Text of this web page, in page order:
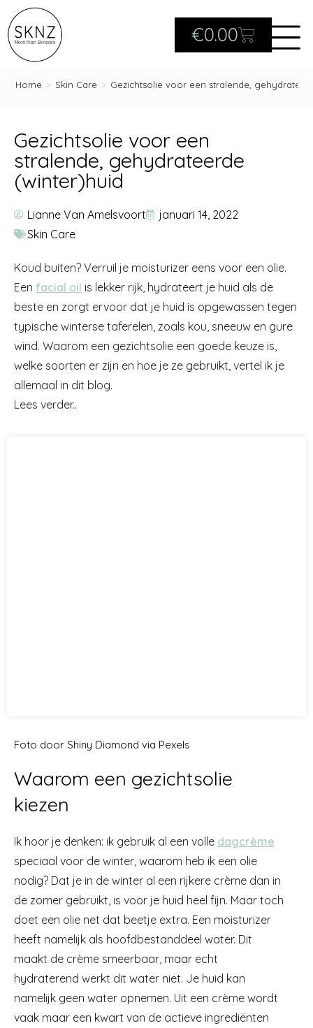
€0.00
Home > Skin Care > Gezichtsolie voor een stralende,
Gezichtsolie voor een
stralende, gehydrateerde
(winter)huid
Lianne Van Amelsvoort
januari 14, 2022
Skin Care
Koud buiten? Verruil je moisturizer eens voor een olie.
Een facial oil is lekker rijk, hydrateert je huid als de
beste en zorgt ervoor dat je huid is opgewassen tegen
typische winterse taferelen, zoals kou, sneeuw en gure
wind. Waarom een gezichtsolie een goede keuze is,
welke soorten er zijn en hoe je ze gebruikt, vertel ik je
allemaal in dit blog.
Lees verder..
Foto door Shiny Diamond via Pexels
Waarom een gezichtsolie
kiezen
Ik hoor je denken: ik gebruik al een volle dagcrème
speciaal voor de winter, waarom heb ik een olie
nodig? Dat je in de winter al een rijkere crème dan in
de zomer gebruikt, is voor je huid heel fijn. Maar toch
doet een olie net dat beetje extra. Een moisturizer
heeft namelijk als hoofdbestanddeel water. Dit
maakt de crème smeerbaar, maar echt
hydraterend werkt dit water niet. Je huid kan
namelijk geen water opnemen. Uit een crème wordt
vaak maar een kwart van de actieve ingrediënten